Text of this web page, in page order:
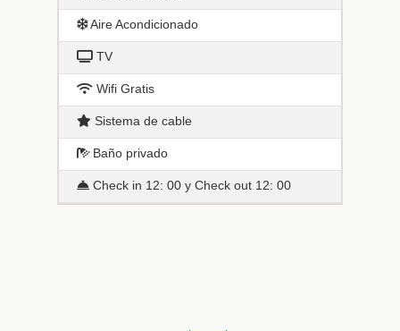
Aire Acondicionado
TV
Wifi Gratis
Sistema de cable
Baño privado
Check in 12: 00 y Check out 12: 00